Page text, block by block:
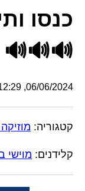
כנסו
🔊🔊🔊
06/06/2024, 18:12:29
קטגוריה:
קלידנים: מוישי